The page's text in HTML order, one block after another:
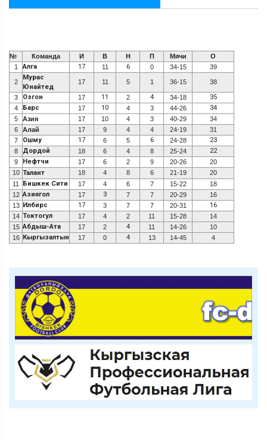
№ Команда И В Н П Мячи
О
1
Алга 17 11 6 0 34-15 39
2
Мурас
Юнайтед
17 11 5 1 36-15 38
3 Озгон 17 11 2 4 34-18 35
4 Барс 17 10 4 3 44-26 34
5 Азия 17 10 4 3 40-29
34
6
Алай 17 9 4 4 24-19
31
7
Ошму 17 6 5 6 24-28 23
8 Дордой 18 6 4 8 25-24 22
9 Нефтчи 17 6 2 9 20-26
20
10 Талант 18 4 8 6 21-19
20
11
Бишкек Сити 17 4 6 7 15-22
18
12 Азиягол 17 3 7 7 20-29
16
13 Илбирс 17 3 7 7 20-31 16
14 Токтогул 17 4 2 11 15-28
14
15 Абдыш-Ата 17 2 4 11 14-26
10
16 Кыргызалтын 17 0 4 13 14-45 4